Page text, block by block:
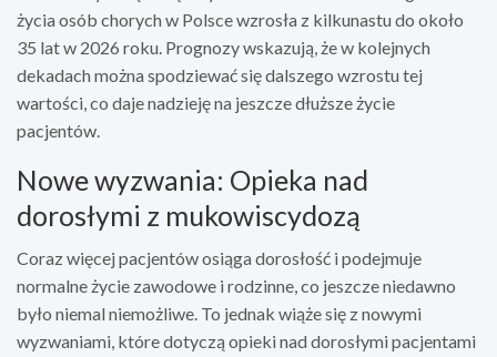
życia osób chorych w Polsce wzrosła z kilkunastu do około
35 lat w 2026 roku. Prognozy wskazują, że w kolejnych
dekadach można spodziewać się dalszego wzrostu tej
wartości, co daje nadzieję na jeszcze dłuższe życie
pacjentów.
Nowe wyzwania: Opieka nad
dorosłymi z mukowiscydozą
Coraz więcej pacjentów osiąga dorosłość i podejmuje
normalne życie zawodowe i rodzinne, co jeszcze niedawno
było niemal niemożliwe. To jednak wiąże się z nowymi
wyzwaniami, które dotyczą opieki nad dorosłymi pacjentami